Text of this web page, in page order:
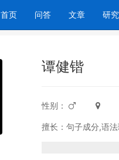
首页(current)
问答 文章 研究
谭健锴
性别：
擅长：句子成分,语